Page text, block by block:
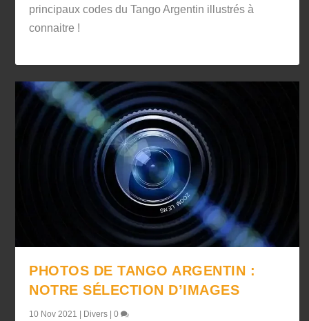
principaux codes du Tango Argentin illustrés à
connaitre !
PHOTOS DE TANGO ARGENTIN :
NOTRE SÉLECTION D’IMAGES
10 Nov 2021 | Divers |0